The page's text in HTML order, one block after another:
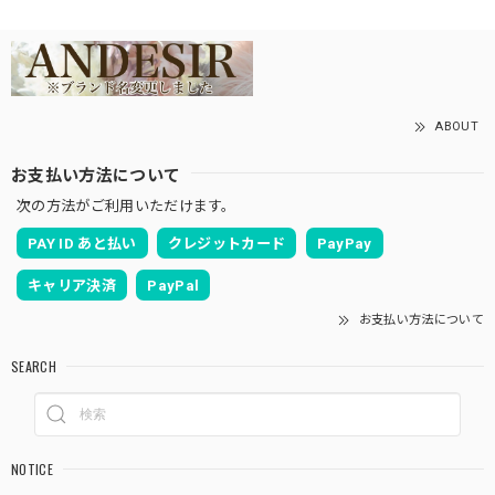
ABOUT
お支払い方法について
次の方法がご利用いただけます。
PAY ID あと払い クレジットカード PayPay
キャリア決済 PayPal
お支払い方法について
SEARCH
NOTICE